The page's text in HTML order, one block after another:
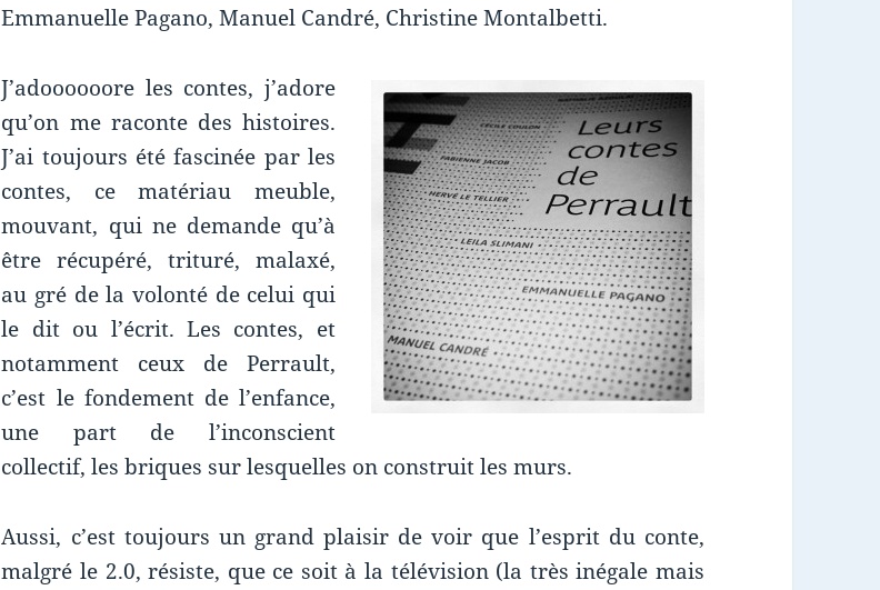
Emmanuelle Pagano, Manuel Candré, Christine Montalbetti.
J’adoooooore les contes, j’adore
qu’on me raconte des histoires.
J’ai toujours été fascinée par les
contes, ce matériau meuble,
mouvant, qui ne demande qu’à
être récupéré, trituré, malaxé,
au gré de la volonté de celui qui
le dit ou l’écrit. Les contes, et
notamment ceux de Perrault,
c’est le fondement de l’enfance,
une part de l’inconscient
collectif, les briques sur lesquelles on construit les murs.
Aussi, c’est toujours un grand plaisir de voir que l’esprit du conte,
malgré le 2.0, résiste, que ce soit à la télévision (la très inégale mais